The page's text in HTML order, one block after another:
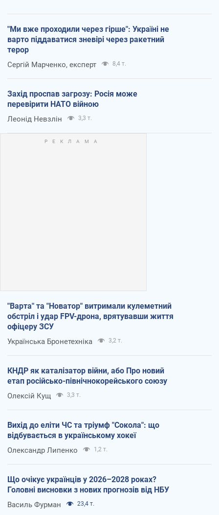
"Ми вже проходили через гірше": Україні не
варто піддаватися зневірі через ракетний
терор
Сергій Марченко, експерт 8,4 т.
Захід проспав загрозу: Росія може
перевірити НАТО війною
Леонід Невзлін 3,3 т.
"Варта" та "Новатор" витримали кулеметний
обстріл і удар FPV-дрона, врятувавши життя
офіцеру ЗСУ
Українська Бронетехніка 3,2 т.
КНДР як каталізатор війни, або Про новий
етап російсько-північнокорейського союзу
Олексій Кущ 3,3 т.
Вихід до еліти ЧС та тріумф "Сокола": що
відбувається в українському хокеї
Олександр Липенко 1,2 т.
Що очікує українців у 2026–2028 роках?
Головні висновки з нових прогнозів від НБУ
Василь Фурман 23,4 т.